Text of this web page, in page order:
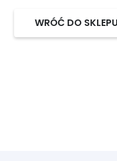
WRÓĆ DO SKLEPU